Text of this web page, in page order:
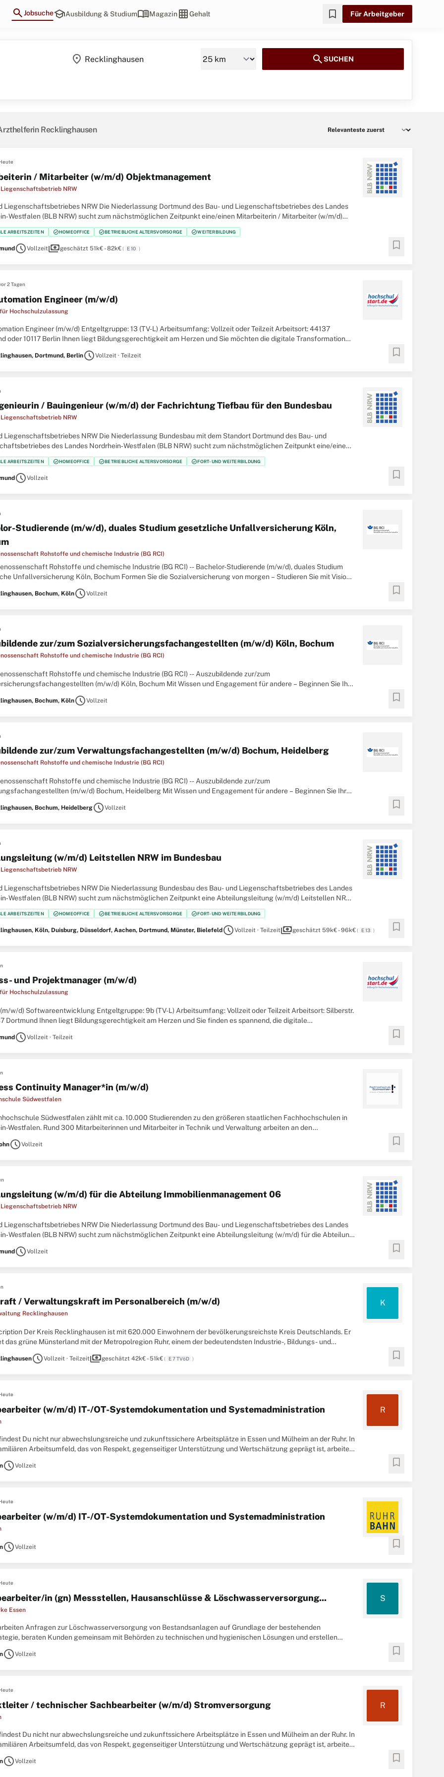
searchJobsucheschoolAusbildung & Studiummenu_bookMagazingrid_onGehalt bookmark Für Arbeitgeber
location_on searchSUCHEN
Recklinghausen
/ Mitarbeiter (w/m/d) Objekt­management
Liegenschaftsbetrieb NRW
Liegenschaftsbetriebes NRW Die Niederlassung Dortmund des Bau- und Liegenschaftsbetriebes des Landes
(BLB NRW) sucht zum nächstmöglichen Zeitpunkt eine/einen Mitarbeiterin / Mitarbeiter (w/m/d)
Der Bau- und Liegenschaftsbetrieb NRW ist
ARBEITSZEITEN check_circleHOMEOFFICE check_circleBETRIEBLICHE ALTERSVORSORGE check_circleWEITERBILDUNG
scheduleVollzeitpaymentsgeschätzt 51k€ - 82k€( E 10 ) bookmark
2 Tagen
Engineer (m/w/d)
Hochschulzulassung
Engineer (m/w/d) Entgeltgruppe: 13 (TV-L) Arbeitsumfang: Vollzeit oder Teilzeit Arbeitsort: 44137
oder 10117 Berlin Ihnen liegt Bildungsgerechtigkeit am Herzen und Sie möchten die digitale Transformation
Dortmund, BerlinscheduleVollzeit · Teilzeit bookmark
/ Bauingenieur (w/m/d) der Fachrichtung Tiefbau für den Bundesbau
Liegenschaftsbetrieb NRW
Liegenschaftsbetriebes NRW Die Niederlassung Bundesbau mit dem Standort Dortmund des Bau- und
des Landes Nordrhein‑Westfalen (BLB NRW) sucht zum nächstmöglichen Zeitpunkt eine/einen
/ Bauingenieur (w/m/d) der Fachrichtung Tiefbau für
ARBEITSZEITEN check_circleHOMEOFFICE check_circleBETRIEBLICHE ALTERSVORSORGE check_circleFORT- UND WEITERBILDUNG
scheduleVollzeit bookmark
Studierende (m/w/d), duales Studium gesetzliche Unfallversicherung Köln,
Rohstoffe und chemische Industrie (BG RCI)
Rohstoffe und chemische Industrie (BG RCI) -- Bachelor-Studierende (m/w/d), duales Studium
Unfallversicherung Köln, Bochum Formen Sie die Sozialversicherung von morgen – Studieren Sie mit Vision!
Bochum, KölnscheduleVollzeit bookmark
zur/zum Sozialversicherungsfachangestellten (m/w/d) Köln, Bochum
Rohstoffe und chemische Industrie (BG RCI)
Rohstoffe und chemische Industrie (BG RCI) -- Auszubildende zur/zum
(m/w/d) Köln, Bochum Mit Wissen und Engagement für andere – Beginnen Sie Ihre
Bochum, KölnscheduleVollzeit bookmark
zur/zum Verwaltungsfachangestellten (m/w/d) Bochum, Heidelberg
Rohstoffe und chemische Industrie (BG RCI)
Rohstoffe und chemische Industrie (BG RCI) -- Auszubildende zur/zum
(m/w/d) Bochum, Heidelberg Mit Wissen und Engagement für andere – Beginnen Sie Ihre
Bochum, HeidelbergscheduleVollzeit bookmark
(w/m/d) Leitstellen NRW im Bundesbau
Liegenschaftsbetrieb NRW
Liegenschaftsbetriebes NRW Die Niederlassung Bundesbau des Bau- und Liegenschaftsbetriebes des Landes
(BLB NRW) sucht zum nächstmöglichen Zeitpunkt eine Abteilungsleitung (w/m/d) Leitstellen NRW
Der Bau- und Liegenschaftsbetrieb NRW ist Eigentümer,
ARBEITSZEITEN check_circleHOMEOFFICE check_circleBETRIEBLICHE ALTERSVORSORGE check_circleFORT- UND WEITERBILDUNG
Köln, Duisburg, Düsseldorf, Aachen, Dortmund, Münster, Bielefeld scheduleVollzeit · Teilzeitpaymentsgeschätzt 59k€ - 96k€( E 13 ) bookmark
und Projektmanager (m/w/d)
Hochschulzulassung
w/d) Softwareentwicklung Entgeltgruppe: 9b (TV-L) Arbeitsumfang: Vollzeit oder Teilzeit Arbeitsort: Silberstr.
Dortmund Ihnen liegt Bildungsgerechtigkeit am Herzen und Sie finden es spannend, die digitale
scheduleVollzeit · Teilzeit bookmark
Continuity Manager*in (m/w/d)
Südwestfalen
Südwestfalen zählt mit ca. 10.000 Studierenden zu den größeren staatlichen Fachhochschulen in
Westfalen. Rund 300 Mitarbeiterinnen und Mitarbeiter in Technik und Verwaltung arbeiten an den
scheduleVollzeit bookmark
(w/m/d) für die Abteilung Immobilienmanagement 06
Liegenschaftsbetrieb NRW
Liegenschaftsbetriebes NRW Die Niederlassung Dortmund des Bau- und Liegenschaftsbetriebes des Landes
(BLB NRW) sucht zum nächstmöglichen Zeitpunkt eine Abteilungsleitung (w/m/d) für die Abteilung
scheduleVollzeit bookmark
/ Verwaltungskraft im Personalbereich (m/w/d)
Recklinghausen
K
Der Kreis Recklinghausen ist mit 620.000 Einwohnern der bevölkerungsreichste Kreis Deutschlands. Er
das grüne Münsterland mit der Metropolregion Ruhr, einem der bedeutendsten Industrie-, Bildungs- und
scheduleVollzeit · Teilzeitpaymentsgeschätzt 42k€ - 51k€( E 7 TVöD ) bookmark
(w/m/d) IT-/OT-Systemdokumentation und Systemadministration R
Du nicht nur abwechslungsreiche und zukunftssichere Arbeitsplätze in Essen und Mülheim an der Ruhr. In
Arbeitsumfeld, das von Respekt, gegenseitiger Unterstützung und Wertschätzung geprägt ist, arbeiten
scheduleVollzeit bookmark
(w/m/d) IT-/OT-Systemdokumentation und Systemadministration
scheduleVollzeit bookmark
in (gn) Messstellen, Hausanschlüsse & Löschwasserversorgung...
Essen
S
Anfragen zur Löschwasserversorgung von Bestandsanlagen auf Grundlage der bestehenden
beraten Kunden gemeinsam mit Behörden zu technischen und hygienischen Lösungen und erstellen
scheduleVollzeit bookmark
/ technischer Sachbearbeiter (w/m/d) Stromversorgung R
Du nicht nur abwechslungsreiche und zukunftssichere Arbeitsplätze in Essen und Mülheim an der Ruhr. In
Arbeitsumfeld, das von Respekt, gegenseitiger Unterstützung und Wertschätzung geprägt ist, arbeiten
scheduleVollzeit bookmark